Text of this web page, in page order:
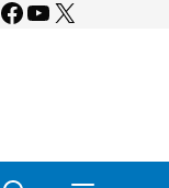
Facebook
YouTube
X